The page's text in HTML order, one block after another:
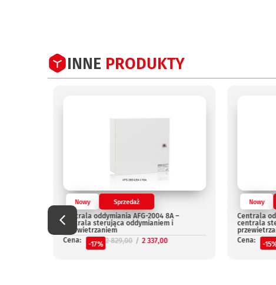
INNE PRODUKTY
Nowy Sprzedaż
Centrala oddymiania AFG-2004 8A –
centrala sterująca oddymianiem i
przewietrzaniem
Cena:
-17% 2 829,00 2 337,00
Nowy
Centrala
centrala
Cena:
-